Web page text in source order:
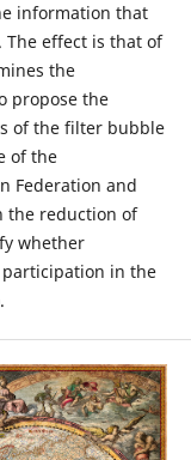
information that
effect is that of
the
propose the
of the filter bubble
of the
Federation and
the reduction of
whether
in the